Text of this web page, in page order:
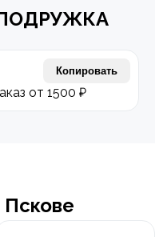
Копировать
от 1500 ₽
Пскове